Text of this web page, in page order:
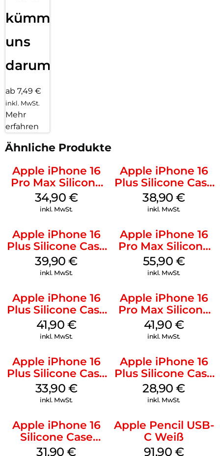
kümmern
uns
darum!
ab 7,49 €
inkl. MwSt.
Mehr
erfahren
Ähnliche Produkte
Apple iPhone 16
Pro Max Silicone
Case MagSafe
Denim
34,90 €
inkl. MwSt.
Apple iPhone 16
Plus Silicone Case
MagSafe Denim
38,90€
inkl. MwSt.
Apple iPhone 16
Plus Silicone Case
MagSafe Plum
39,90€
inkl. MwSt.
Apple iPhone 16
Pro Max Silicone
Case MagSafe
Stone Gray
55,90 €
inkl. MwSt.
Apple iPhone 16
Plus Silicone Case
MagSafe Stone
Gray
41,90 €
inkl. MwSt.
Apple iPhone 16
Pro Max Silicone
Case MagSafe
Ultramarine
41,90 €
inkl. MwSt.
Apple iPhone 16
Plus Silicone Case
MagSafe Lake
Green
33,90 €
inkl. MwSt.
Apple iPhone 16
Plus Silicone Case
MagSafe Black
28,90€
inkl. MwSt.
Apple iPhone 16
Silicone Case
MagSafe Fuchsia
31,90€
Apple Pencil USB-
C Weiß
91,90 €